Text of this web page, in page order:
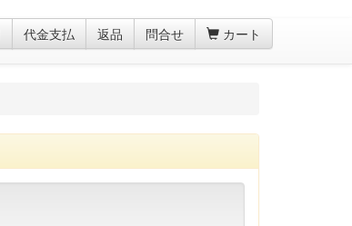
代金支払 返品 問合せ カート